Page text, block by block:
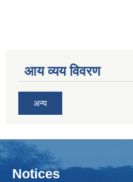
आय व्यय विवरण
अन्य
Notices